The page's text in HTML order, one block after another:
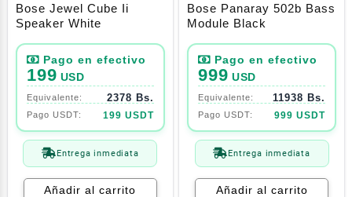
Bose Jewel Cube Ii
Speaker White
199 USD
2378 Bs.
199 USDT
Entrega inmediata
Añadir al carrito
Bose Panaray 502b Bass
Module Black
999 USD
11938 Bs.
999 USDT
Entrega inmediata
Añadir al carrito